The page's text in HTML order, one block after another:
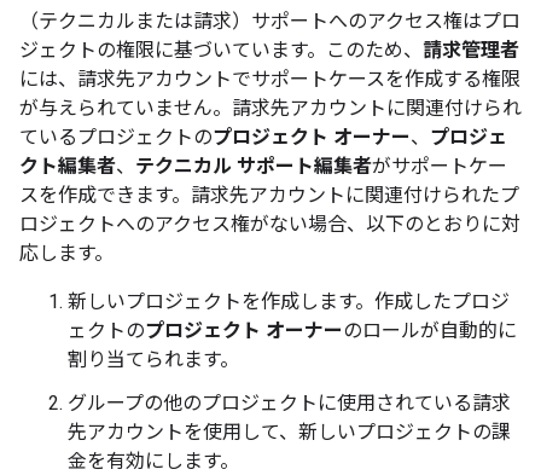
（テクニカルまたは請求）サポートへのアクセス権はプロ
ジェクトの権限に基づいています。このため、 請求管理者
には、請求先アカウントでサポートケースを作成する権限
が与えられていません。請求先アカウントに関連付けられ
ているプロジェクトのプロジェクト オーナー、 プロジェ
クト編集者、 テクニカル サポート編集者がサポートケー
スを作成できます。請求先アカウントに関連付けられたプ
ロジェクトへのアクセス権がない場合、以下のとおりに対
応します。
新しいプロジェクトを作成します。作成したプロジ
ェクトのプロジェクト オーナーのロールが自動的に
割り当てられます。
グループの他のプロジェクトに使用されている請求
先アカウントを使用して、新しいプロジェクトの課
金を有効にします。